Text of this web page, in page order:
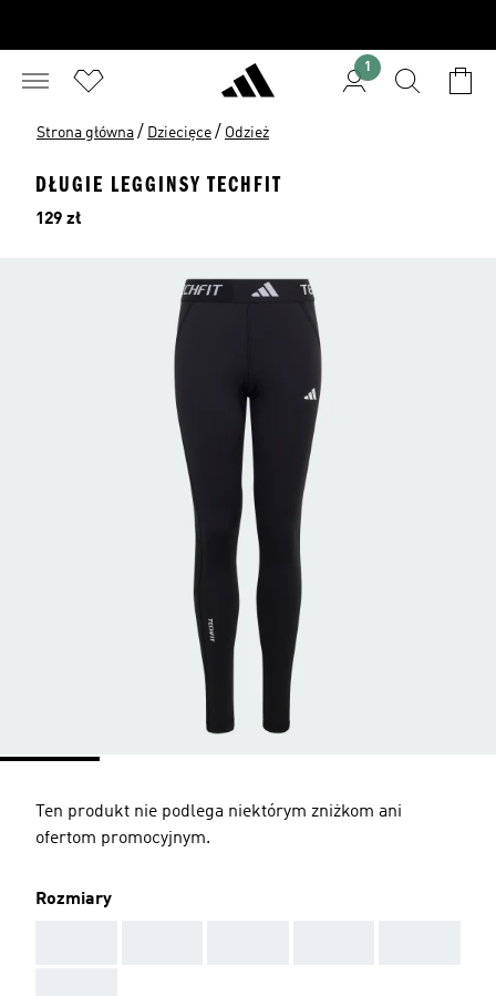
1
Strona główna / Dziecięce / Odzież
DŁUGIE LEGGINSY TECHFIT
Cena
129 zł
Ten produkt nie podlega niektórym zniżkom ani
ofertom promocyjnym.
Rozmiary